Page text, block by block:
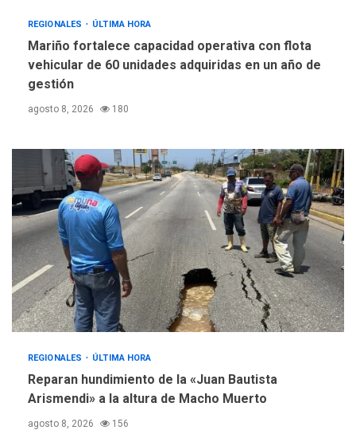
REGIONALES ÚLTIMA HORA
Mariño fortalece capacidad operativa con flota
vehicular de 60 unidades adquiridas en un año de
gestión
agosto 8, 2026 180
REGIONALES ÚLTIMA HORA
Reparan hundimiento de la «Juan Bautista
Arismendi» a la altura de Macho Muerto
agosto 8, 2026 156